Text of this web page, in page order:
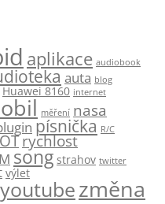
aplikace audiobook
auta blog
Huawei 8160 internet
měření nasa
písnička R/C
rychlost
song strahov twitter
výlet
youtubezměna